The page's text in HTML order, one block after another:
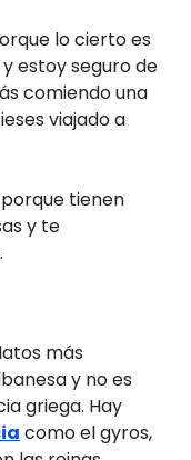
lo cierto es
estoy seguro de
comiendo una
viajado a
tienen
y te
más
y no es
griega. Hay
como el gyros,